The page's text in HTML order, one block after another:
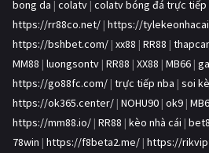
bong da | colatv | colatv bóng đá trực tiếp
https://rr88co.net/ | https://
https://bshbet.com/ | xx88 | RR88 |
MM88 | luongsontv | RR88 | XX88 | MB66 |
https://go88fc.com/ | trực tiếp nba | soi
https://ok365.center/ | NOHU90 | ok9 |
https://mm88.io/ | RR88 | kèo nhà cái |
78win | https://f8beta2.me/ | https://